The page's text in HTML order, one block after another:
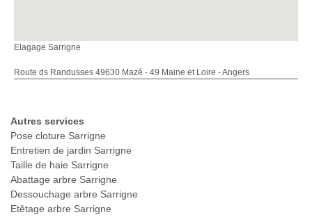
Elagage Sarrigne
Route ds Randusses 49630 Mazé - 49 Maine et Loire - Angers
Autres services
Pose cloture Sarrigne
Entretien de jardin Sarrigne
Taille de haie Sarrigne
Abattage arbre Sarrigne
Dessouchage arbre Sarrigne
Etêtage arbre Sarrigne